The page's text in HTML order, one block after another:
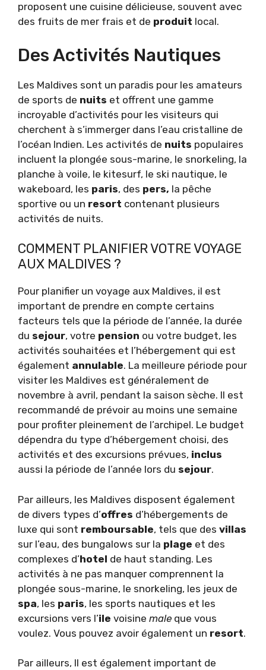
proposent une cuisine délicieuse, souvent avec
des fruits de mer frais et de produit local.
Des Activités Nautiques
Les Maldives sont un paradis pour les amateurs
de sports de nuits et offrent une gamme
incroyable d’activités pour les visiteurs qui
cherchent à s’immerger dans l’eau cristalline de
l’océan Indien. Les activités de nuits populaires
incluent la plongée sous-marine, le snorkeling, la
planche à voile, le kitesurf, le ski nautique, le
wakeboard, les paris, des pers, la pêche
sportive ou un resort contenant plusieurs
activités de nuits.
COMMENT PLANIFIER VOTRE VOYAGE
AUX MALDIVES ?
Pour planifier un voyage aux Maldives, il est
important de prendre en compte certains
facteurs tels que la période de l’année, la durée
du sejour, votre pension ou votre budget, les
activités souhaitées et l’hébergement qui est
également annulable. La meilleure période pour
visiter les Maldives est généralement de
novembre à avril, pendant la saison sèche. Il est
recommandé de prévoir au moins une semaine
pour profiter pleinement de l’archipel. Le budget
dépendra du type d’hébergement choisi, des
activités et des excursions prévues, inclus
aussi la période de l’année lors du sejour.
Par ailleurs, les Maldives disposent également
de divers types d’offres d’hébergements de
luxe qui sont remboursable, tels que des villas
sur l’eau, des bungalows sur la plage et des
complexes d’hotel de haut standing. Les
activités à ne pas manquer comprennent la
plongée sous-marine, le snorkeling, les jeux de
spa, les paris, les sports nautiques et les
excursions vers l’ile voisine male que vous
voulez. Vous pouvez avoir également un resort.
Par ailleurs, Il est également important de